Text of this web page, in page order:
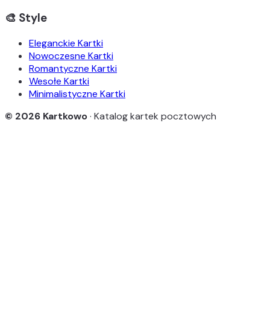
🎨 Style
Eleganckie Kartki
Nowoczesne Kartki
Romantyczne Kartki
Wesołe Kartki
Minimalistyczne Kartki
© 2026 Kartkowo· Katalog kartek pocztowych